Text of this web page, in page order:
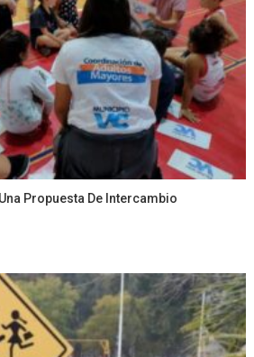
Propuesta De Intercambio